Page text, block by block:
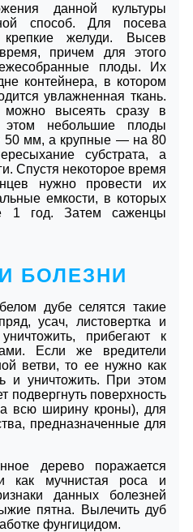
данной культуры
способ. Для посева
желуди. Высев
причем для этого
плоды. Их
контейнера, в котором
увлажненная ткань.
можно высеять сразу в
этом небольшие плоды
50 мм, а крупные — на 80
субстрата, а
Спустя некоторое время
нужно провести их
емкости, в которых
1 год. Затем саженцы
БОЛЕЗНИ
дубе селятся такие
усач, листовертка и
прибегают к
Если же вредители
ветви, то ее нужно как
и уничтожить. При этом
подвергнуть поверхность
всю ширину кроны), для
предназначенные для
дерево поражается
как мучнистая роса и
данных болезней
пятна. Вылечить дуб
фунгицидом.